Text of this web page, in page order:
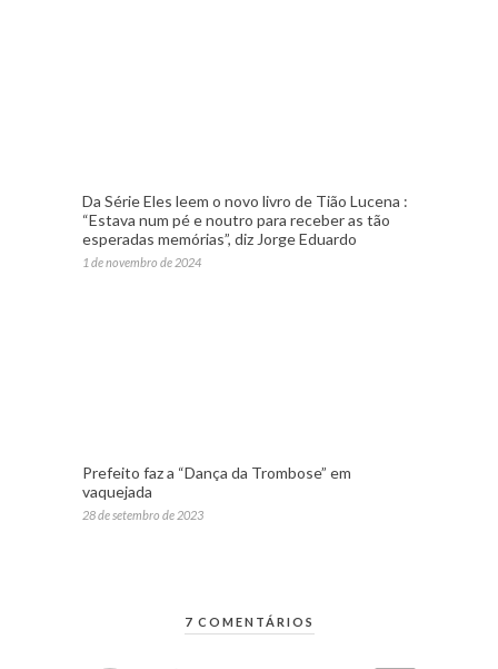
Da Série Eles leem o novo livro de Tião Lucena :
“Estava num pé e noutro para receber as tão
esperadas memórias”, diz Jorge Eduardo
1 de novembro de 2024
Prefeito faz a “Dança da Trombose” em
vaquejada
28 de setembro de 2023
7 COMENTÁRIOS